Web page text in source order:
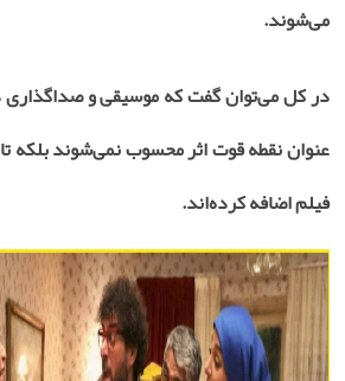
می‌شوند.
در کل می‌توان گفت که موسیقی و صداگذاری
عنوان نقطه قوت اثر محسوب نمی‌شوند
فیلم اضافه کرده‌اند.